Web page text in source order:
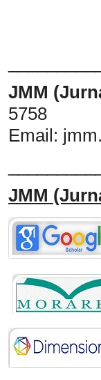
JMM
5758
Email:
JMM